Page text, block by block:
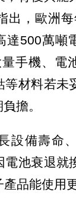
出，歐洲
達500萬噸
手機、電
等材料若未
擔。
設備壽命
池衰退就
品能使用